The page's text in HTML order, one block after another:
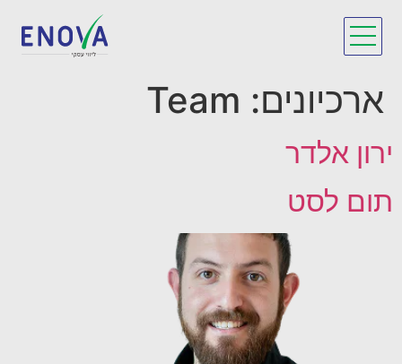
ארכיונים: Team
ירון אלדר
תום לסט